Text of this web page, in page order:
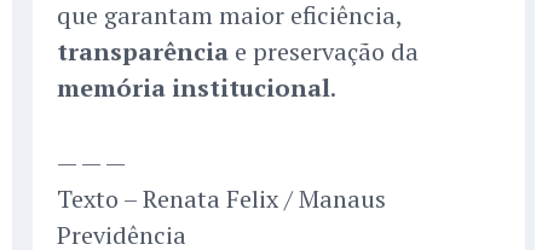
que garantam maior eficiência,
transparência e preservação da
memória institucional.
— — —
Texto – Renata Felix / Manaus
Previdência